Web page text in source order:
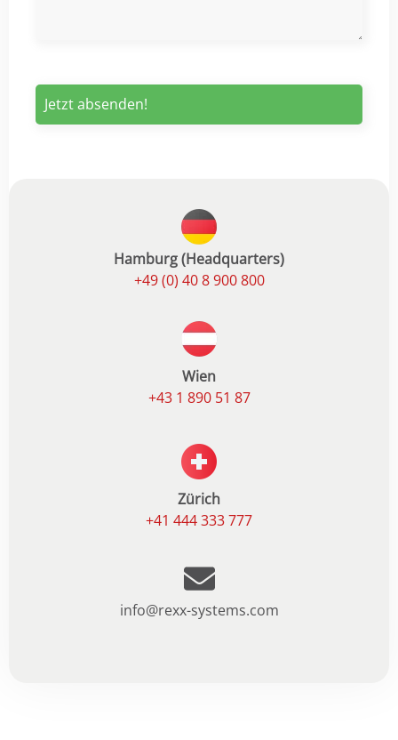
Hamburg (Headquarters)
+49 (0) 40 8 900 800
Wien
+43 1 890 51 87
Zürich
+41 444 333 777
info@rexx-systems.com